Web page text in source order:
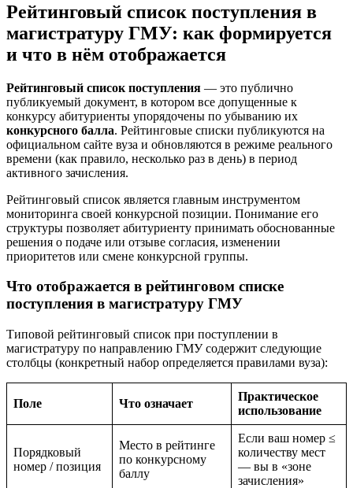
Рейтинговый список поступления в
магистратуру ГМУ: как формируется
и что в нём отображается
Рейтинговый список поступления — это публично
публикуемый документ, в котором все допущенные к
конкурсу абитуриенты упорядочены по убыванию их
конкурсного балла. Рейтинговые списки публикуются на
официальном сайте вуза и обновляются в режиме реального
времени (как правило, несколько раз в день) в период
активного зачисления.
Рейтинговый список является главным инструментом
мониторинга своей конкурсной позиции. Понимание его
структуры позволяет абитуриенту принимать обоснованные
решения о подаче или отзыве согласия, изменении
приоритетов или смене конкурсной группы.
Что отображается в рейтинговом списке
поступления в магистратуру ГМУ
Типовой рейтинговый список при поступлении в
магистратуру по направлению ГМУ содержит следующие
столбцы (конкретный набор определяется правилами вуза):
Поле Что означает
Практическое
использование
Порядковый
номер / позиция
Место в рейтинге
по конкурсному
баллу
Если ваш номер ≤
количеству мест
— вы в «зоне
зачисления»